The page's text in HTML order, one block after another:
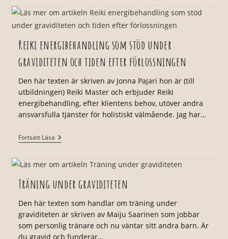
Gravida
Reiki energibehandling som stöd under
graviditeten och tiden efter förlossningen
Den här texten är skriven av Jonna Pajari hon är (till
utbildningen) Reiki Master och erbjuder Reiki
energibehandling, efter klientens behov, utöver andra
ansvarsfulla tjänster för holistiskt välmående. Jag har…
Fortsätt LäsaReiki
Energibehandling
Stöd
Under
Graviditeten
Och
Efter
Förlossningen
Träning under graviditeten
Den här texten som handlar om träning under
graviditeten är skriven av Maiju Saarinen som jobbar
som personlig tränare och nu väntar sitt andra barn. Är
du gravid och funderar…